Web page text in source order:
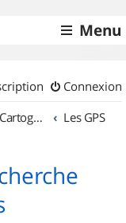
Menu
Connexion
Cartographie et GPS Les GPS